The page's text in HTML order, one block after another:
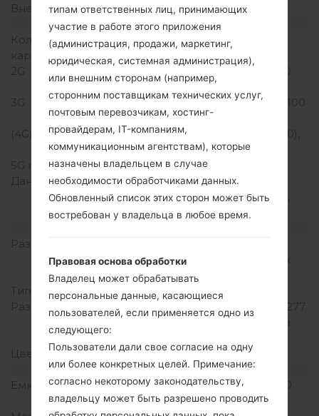
Внешняя память
microSD, до 256 GB
Сеть и данные
Количество мест для сим
карты
2 Нано SIM
2G
GSM 850/900/1800/1900
MHz
3G
HSDPA 850/900/1900/2100
MHz
(4G) LTE
LTE band 3(1800), 7(2600),
20(800)
5G network
-
Данные
GPRS, EDGE, UMTS,
HSDPA, HSUPA, HSPA+,
LTE
Размер экрана
соотношение экрана к
телу)
Тип экрана
IPS LCD
Разрешение экрана
720 x 1280 пикселей (~277
плотность пикселей на
Цвета экрана
16M цветов
Аккумулятор и клавиатура
Емкость аккумулятора
Не съемный Li-Ion 4100
mAh
типам ответственных лиц, принимающих
участие в работе этого приложения
(администрация, продажи, маркетинг,
юридическая, системная администрация),
или внешним сторонам (например,
сторонним поставщикам технических услуг,
почтовым перевозчикам, хостинг-
провайдерам, IT-компаниям,
коммуникационным агентствам), которые
назначены владельцем в случае
необходимости обработчиками данных.
Обновленный список этих сторон может быть
востребован у владельца в любое время.
Правовая основа обработки
Владелец может обрабатывать
персональные данные, касающиеся
пользователей, если применяется одно из
следующего:
Пользователи дали свое согласие на одну
или более конкретных целей. Примечание:
согласно некоторому законодательству,
владельцу может быть разрешено проводить